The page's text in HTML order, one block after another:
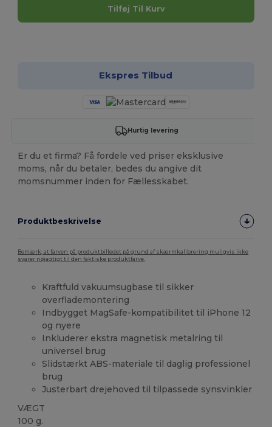
Tilføj Til Kurv
Ekspres Tilbud
Hurtig levering
Er du et firma? Få fordele ved priser eksklusive
moms, når du betaler, bedes du angive dit
momsnummer inden for Fællesskabet.
Produktbeskrivelse
Bemærk, at farven på produktbilledet på grund af skærmkalibrering muligvis ikke
svarer nøjagtigt til den faktiske produktfarve.
Kraftfuld vakuumsugbase til sikker
overflademontering
Indbygget MagSafe-kompatibilitet til iPhone 12
og nyere
Inkluderer ekstra magnetisk metalring til
universel brug
Slidstærkt ABS-materiale til daglig professionel
brug
Justerbart drejehoved til tilpassede synsvinkler
VÆGT
100 g.